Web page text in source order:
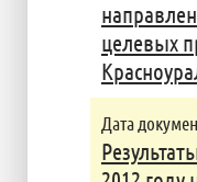
целевых
Дата